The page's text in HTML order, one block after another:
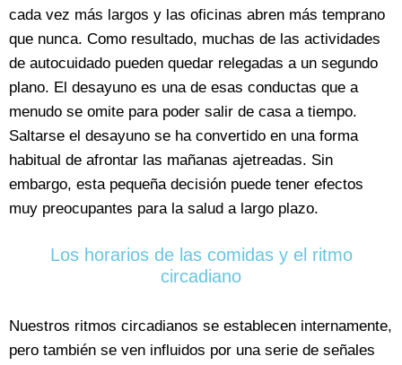
cada vez más largos y las oficinas abren más temprano
que nunca. Como resultado, muchas de las actividades
de autocuidado pueden quedar relegadas a un segundo
plano. El desayuno es una de esas conductas que a
menudo se omite para poder salir de casa a tiempo.
Saltarse el desayuno se ha convertido en una forma
habitual de afrontar las mañanas ajetreadas. Sin
embargo, esta pequeña decisión puede tener efectos
muy preocupantes para la salud a largo plazo.
Los horarios de las comidas y el ritmo
circadiano
Nuestros ritmos circadianos se establecen internamente,
pero también se ven influidos por una serie de señales